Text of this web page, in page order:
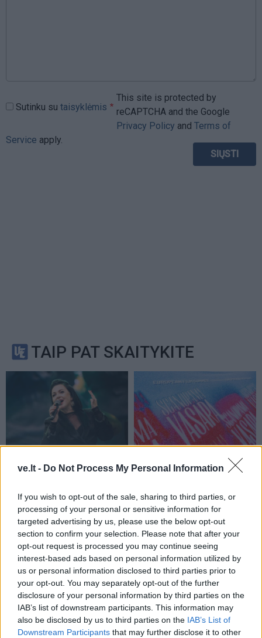
ve.lt - Do Not Process My Personal Information
If you wish to opt-out of the sale, sharing to third parties, or
processing of your personal or sensitive information for
targeted advertising by us, please use the below opt-out
section to confirm your selection. Please note that after your
opt-out request is processed you may continue seeing
interest-based ads based on personal information utilized by
us or personal information disclosed to third parties prior to
your opt-out. You may separately opt-out of the further
disclosure of your personal information by third parties on the
IAB’s list of downstream participants. This information may
also be disclosed by us to third parties on the IAB’s List of
Downstream Participants that may further disclose it to other
Sutinku su taisyklėmis
This site is protected by
reCAPTCHA and the Google
Privacy Policy and Terms of
Service apply.
TAIP PAT SKAITYKITE
Aušra Butkevičienė:
darbas, o kur - pomėgis
„Scanorama vasara“
pasimatymai su kinu
Kultūra
Linas Adomaitis
Naujuosius metus kviečia
Kultūra
Kaip gerai miestiečiai
pažįsta kultūrinę